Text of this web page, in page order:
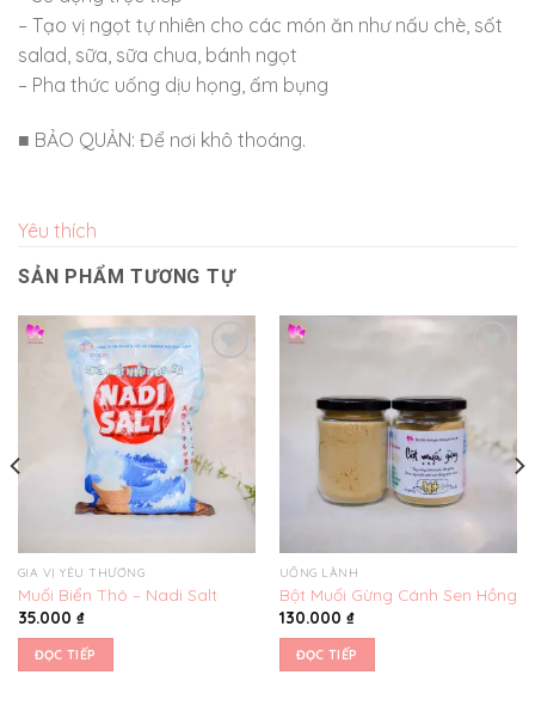
– Tạo vị ngọt tự nhiên cho các món ăn như nấu chè, sốt
salad, sữa, sữa chua, bánh ngọt
– Pha thức uống dịu họng, ấm bụng
■ BẢO QUẢN: Để nơi khô thoáng.
Yêu thích
SẢN PHẨM TƯƠNG TỰ
GIA VỊ YÊU THƯƠNG
Muối Biển Thô – Nadi Salt
35.000 ₫
ĐỌC TIẾP
UỐNG LÀNH
Bột Muối Gừng Cánh Sen Hồng
130.000 ₫
ĐỌC TIẾP